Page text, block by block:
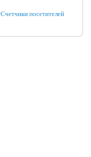
Счетчики посетителей